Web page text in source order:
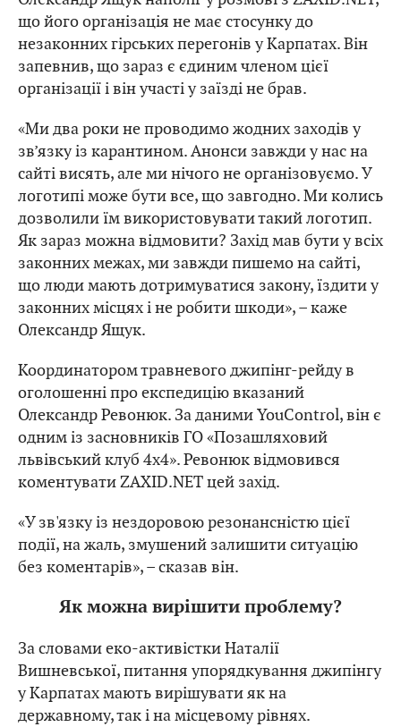
що його організація не має стосунку до
незаконних гірських перегонів у Карпатах. Він
запевнив, що зараз є єдиним членом цієї
організації і він участі у заїзді не брав.
«Ми два роки не проводимо жодних заходів у
зв’язку із карантином. Анонси завжди у нас на
сайті висять, але ми нічого не організовуємо. У
логотипі може бути все, що завгодно. Ми колись
дозволили їм використовувати такий логотип.
Як зараз можна відмовити? Захід мав бути у всіх
законних межах, ми завжди пишемо на сайті,
що люди мають дотримуватися закону, їздити у
законних місцях і не робити шкоди», – каже
Олександр Ящук.
Координатором травневого джипінг-рейду в
оголошенні про експедицію вказаний
Олександр Ревонюк. За даними YouControl, він є
одним із засновників ГО «Позашляховий
львівський клуб 4х4». Ревонюк відмовився
коментувати ZAXID.NET цей захід.
«У зв'язку із нездоровою резонансністю цієї
події, на жаль, змушений залишити ситуацію
без коментарів», – сказав він.
Як можна вирішити проблему?
За словами еко-активістки Наталії
Вишневської, питання упорядкування джипінгу
у Карпатах мають вирішувати як на
державному, так і на місцевому рівнях.